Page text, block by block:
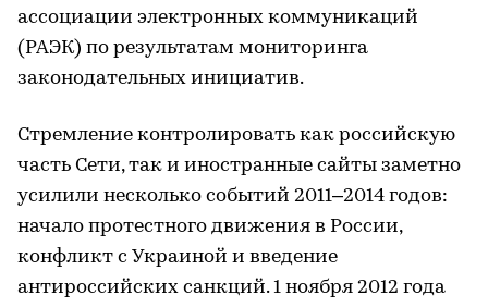
ассоциации электронных коммуникаций
(РАЭК) по результатам мониторинга
законодательных инициатив.
Стремление контролировать как российскую
часть Сети, так и иностранные сайты заметно
усилили несколько событий 2011–2014 годов:
начало протестного движения в России,
конфликт с Украиной и введение
антироссийских санкций. 1 ноября 2012 года